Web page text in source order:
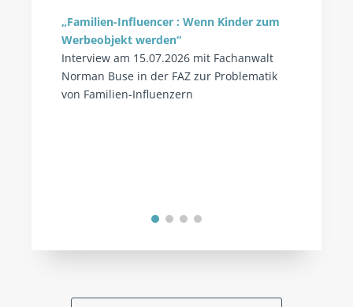
„Familien-Influencer : Wenn Kinder zum
Werbeobjekt werden“
Interview am 15.07.2026 mit Fachanwalt
Norman Buse in der FAZ zur Problematik
von Familien-Influenzern